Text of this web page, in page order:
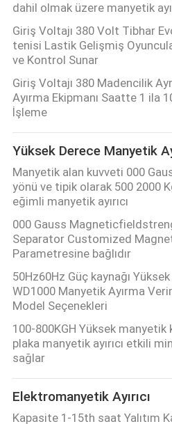
VE
BILGILER
VAKALAR
SITE
HARITASI
PRIVACY
POLICY
dahil olmak üzere manyetik
Giriş Voltajı 380 Volt Tibhar
tenisi Lastik Gelişmiş
ve Kontrol Sunar
Giriş Voltajı 380 Madencilik
Ayırma Ekipmanı Saatte 1 ila
İşleme
Yüksek Derece Manyetik
Manyetik alan kuvveti 000
yönü ve tipik olarak 500 2000
eğimli manyetik ayırıcı
000 Gauss
Separator Customized
Parametresine bağlıdır
50Hz60Hz Güç kaynağı
WD1000 Manyetik Ayırma
Model Seçenekleri
100-800KGH Yüksek
plaka manyetik ayırıcı etkili
sağlar
Elektromanyetik Ayırıcı
Kapasite 1-15th saat Yalıtım